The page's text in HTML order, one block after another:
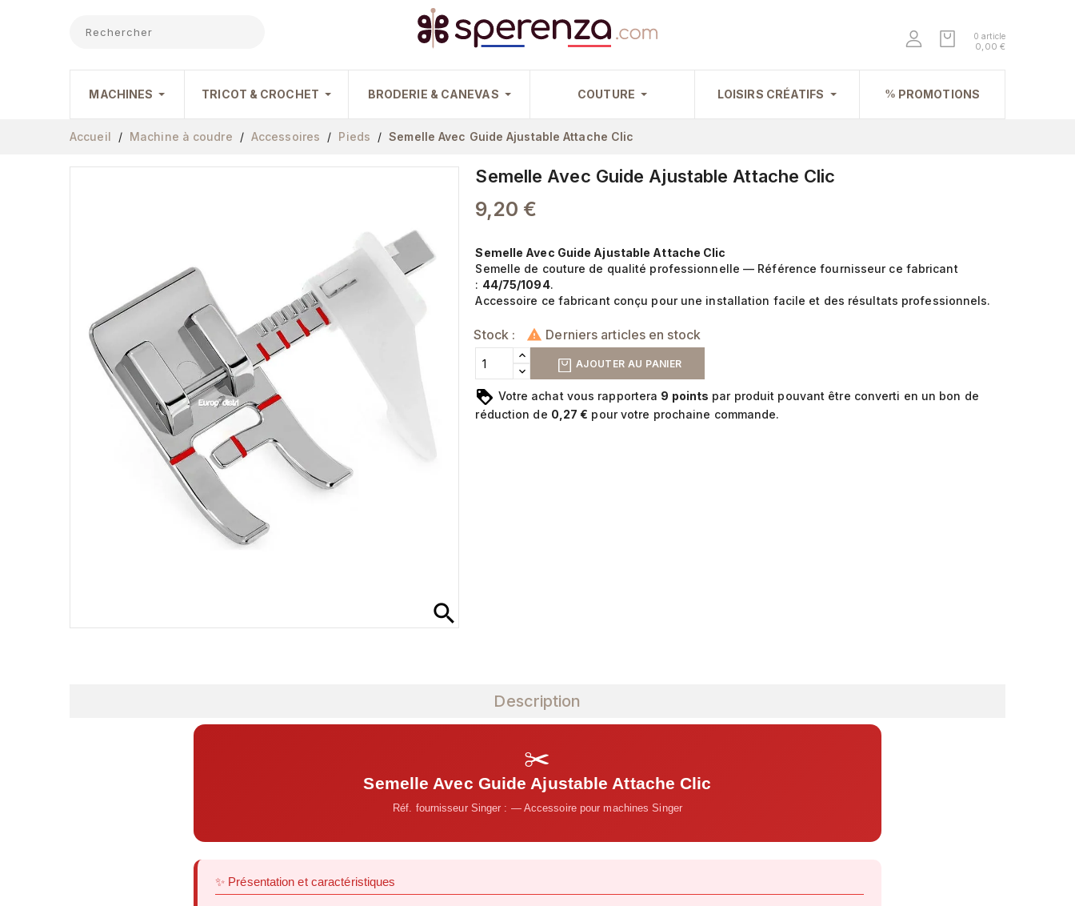
0 article
0,00 €
MACHINES TRICOT & CROCHET BRODERIE & CANEVAS COUTURE LOISIRS CRÉATIFS PROMOTIONS
Accueil Machine à coudre Accessoires Pieds Semelle Avec Guide Ajustable Attache Clic
search
Semelle Avec Guide Ajustable Attache Clic
9,20 €
Semelle Avec Guide Ajustable Attache Clic
Semelle de couture de qualité professionnelle — Référence fournisseur ce fabricant
: 44/75/1094.
Accessoire ce fabricant conçu pour une installation facile et des résultats professionnels.
Stock :  Derniers articles en stock
AJOUTER AU PANIER
Votre achat vous rapportera 9 points par produit pouvant être converti en un bon de
réduction de 0,27 € pour votre prochaine commande.
Description
✂️
Semelle Avec Guide Ajustable Attache Clic
Réf. fournisseur Singer : — Accessoire pour machines Singer
✨ Présentation et caractéristiques